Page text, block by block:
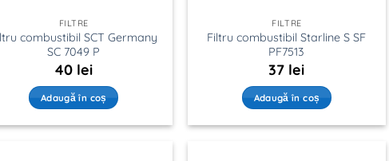
FILTRE
combustibil SCT Germany
SC 7049 P
40 lei
Adaugă în coș
FILTRE
Filtru combustibil Starline S SF
PF7513
37 lei
Adaugă în coș